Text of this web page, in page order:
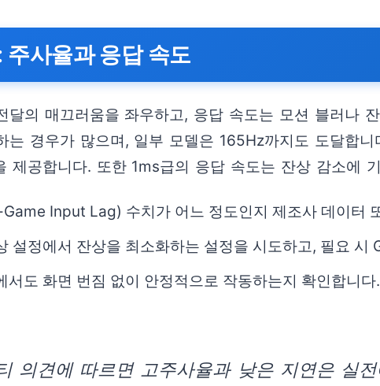
사율과 응답 속도
달의 매끄러움을 좌우하고, 응답 속도는 모션 블러나
는 경우가 많으며, 일부 모델은 165Hz까지도 도달합
제공합니다. 또한 1ms급의 응답 속도는 잔상 감소에
Input Lag) 수치가 어느 정도인지 제조사 데이터
설정에서 잔상을 최소화하는 설정을 시도하고, 필요
서도 화면 번짐 없이 안정적으로 작동하는지 확인합니
의견에 따르면 고주사율과 낮은 지연은 실